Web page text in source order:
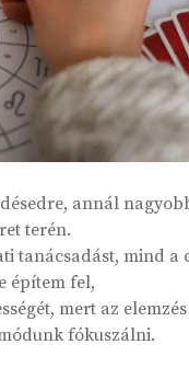
annál
terén.
tanácsadást, mind a
építem fel,
mert az
fókuszálni.